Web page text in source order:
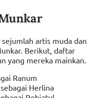
artis muda dan
Berikut, daftar
yang mereka mainkan.
Ranum
Herlina